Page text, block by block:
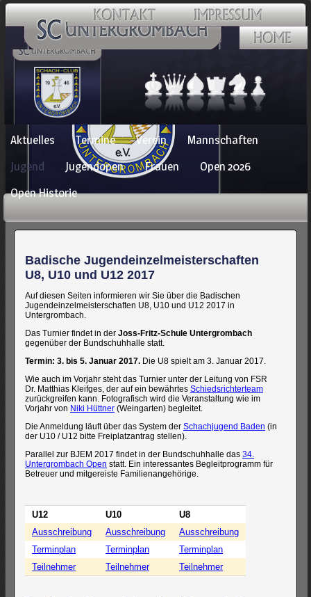
Navigation
überspringen
Aktuelles Termine Verein
Mannschaften
Jugend
Jugendopen Frauen
Open 2026
Open Historie
Badische Jugendeinzelmeisterschaften
U8, U10 und U12 2017
Auf diesen Seiten informieren wir Sie über die Badischen
Jugendeinzelmeisterschaften U8, U10 und U12 2017 in
Untergrombach.
Das Turnier findet in der Joss-Fritz-Schule Untergrombach
gegenüber der Bundschuhhalle statt.
Termin: 3. bis 5. Januar 2017. Die U8 spielt am 3. Januar 2017.
Wie auch im Vorjahr steht das Turnier unter der Leitung von FSR
Dr. Matthias Kleifges, der auf ein bewährtes Schiedsrichterteam
zurückgreifen kann. Fotografisch wird die Veranstaltung wie im
Vorjahr von Niki Hüttner (Weingarten) begleitet.
Die Anmeldung läuft über das System der Schachjugend Baden (in
der U10 / U12 bitte Freiplatzantrag stellen).
Parallel zur BJEM 2017 findet in der Bundschuhhalle das 34.
Untergrombach Open statt. Ein interessantes Begleitprogramm für
Betreuer und mitgereiste Familienangehörige.
U12 U10
U8
Ausschreibung
Ausschreibung
Ausschreibung
Terminplan
Terminplan
Terminplan
Teilnehmer
Teilnehmer Teilnehmer